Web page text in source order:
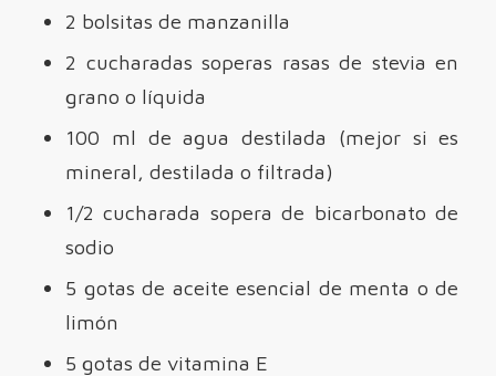
2 bolsitas de manzanilla
2 cucharadas soperas rasas de stevia en
grano o líquida
100 ml de agua destilada (mejor si es
mineral, destilada o filtrada)
1/2 cucharada sopera de bicarbonato de
sodio
5 gotas de aceite esencial de menta o de
limón
5 gotas de vitamina E